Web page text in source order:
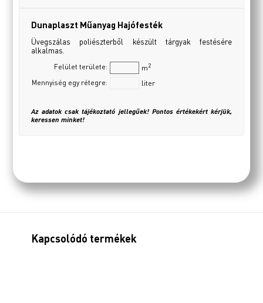
Dunaplaszt Műanyag Hajófesték
Üvegszálas poliészterből készült tárgyak festésére
alkalmas.
Felület területe: m2
Mennyiség egy rétegre: liter
Az adatok csak tájékoztató jellegűek! Pontos értékekért kérjük,
keressen minket!
Kapcsolódó termékek